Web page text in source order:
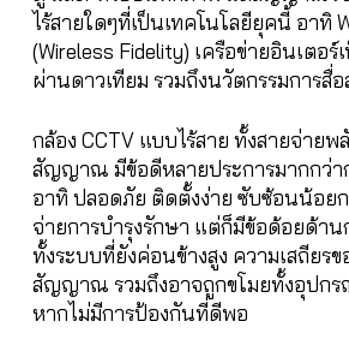
ไร้สายใดๆที่เป็นเทคโนโลยียุคนี้ อาทิ
(Wireless Fidelity) เครือข่ายอินเตอร์
ผ่านดาวเทียม รวมถึงนวัตกรรมการสื่
กล้อง CCTV แบบไร้สาย ทั้งสายจ่ายพ
สัญญาณ มีข้อดีหลายประการมากกว่า
อาทิ ปลอดภัย ติดตั้งง่าย ซับซ้อนน้อยก
จ่ายการบำรุงรักษา แต่ก็มีข้อด้อยด้าน
ทั้งระบบที่ยังค่อนข้างสูง ความเสถียรข
สัญญาณ รวมถึงอาจถูกขโมยทั้งอุปก
หากไม่มีการป้องกันที่ดีพอ